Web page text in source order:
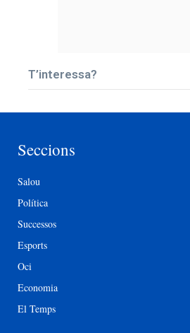
T’interessa?
Seccions
Salou
Política
Successos
Esports
Oci
Economia
El Temps